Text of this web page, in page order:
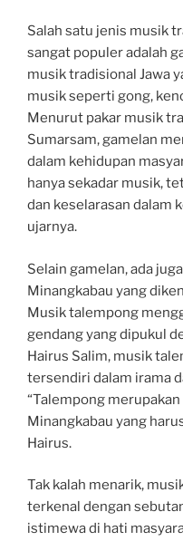
Salah satu jenis musik
sangat populer adalah
musik tradisional Jawa
musik seperti gong,
Menurut pakar musik
Sumarsam, gamelan
dalam kehidupan
hanya sekadar musik,
dan keselarasan dalam
ujarnya.
Selain gamelan, ada
Minangkabau yang
Musik talempong
gendang yang dipukul
Hairus Salim, musik
tersendiri dalam irama
“Talempong
Minangkabau yang
Hairus.
Tak kalah menarik,
terkenal dengan
istimewa di hati